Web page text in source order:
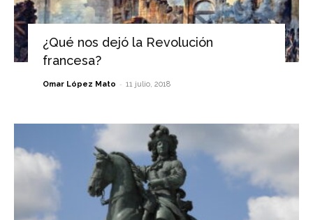
¿Qué nos dejó la Revolución
francesa?
Omar López Mato - 11 julio, 2018